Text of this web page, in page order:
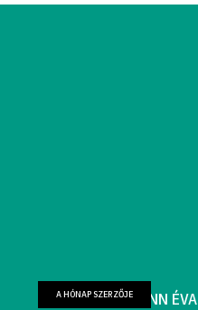
FARKAS WELLMANN ÉVA
A HÓNAP SZERZŐJE